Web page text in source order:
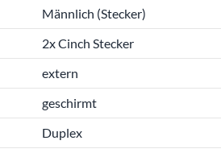
Männlich (Stecker)
2x Cinch Stecker
extern
geschirmt
Duplex